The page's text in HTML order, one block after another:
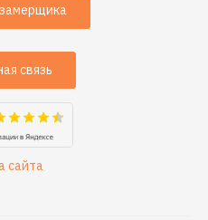
связь
сайта